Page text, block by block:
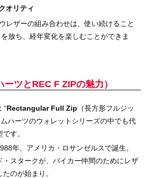
オリティ
レザーの組み合わせは、使い続けること
放ち、経年変化を楽しむことができま
ツとREC F ZIPの魅力）
“Rectangular Full Zip （長方形フルジッ
ハーツのウォレットシリーズの中でも代
す。
年、アメリカ・ロサンゼルスで誕生。
・スタークが、バイカー仲間のためにレザ
のが始まり。